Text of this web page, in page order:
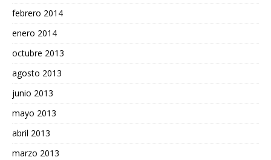
febrero 2014
enero 2014
octubre 2013
agosto 2013
junio 2013
mayo 2013
abril 2013
marzo 2013